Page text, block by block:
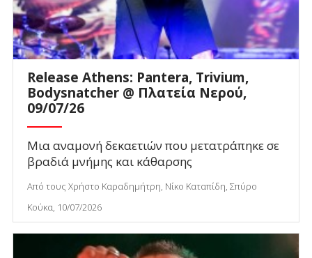
Release Athens: Pantera, Trivium,
Bodysnatcher @ Πλατεία Νερού,
09/07/26
Μια αναμονή δεκαετιών που μετατράπηκε σε
βραδιά μνήμης και κάθαρσης
Από τους Χρήστο Καραδημήτρη, Νίκο Καταπίδη, Σπύρο
Κούκα, 10/07/2026